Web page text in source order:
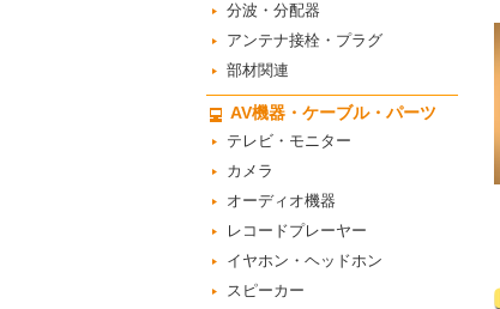
分波・分配器
アンテナ接栓・プラグ
部材関連
AV機器・ケーブル・パーツ
テレビ・モニター
カメラ
オーディオ機器
レコードプレーヤー
イヤホン・ヘッドホン
スピーカー